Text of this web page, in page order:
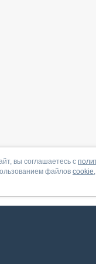
вы соглашаетесь с
файлов cookie